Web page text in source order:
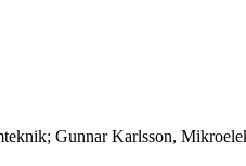
Gunnar Karlsson,